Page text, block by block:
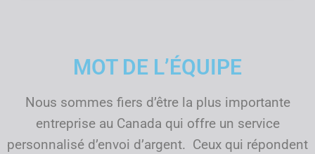
MOT DE L’ÉQUIPE
Nous sommes fiers d’être la plus importante
entreprise au Canada qui offre un service
personnalisé d’envoi d’argent. Ceux qui répondent